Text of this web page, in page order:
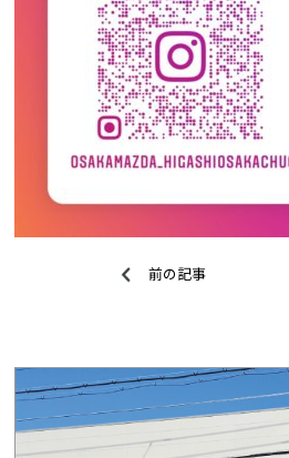
前の記事